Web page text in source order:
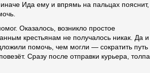
Ида ему и впрямь на пальцах пояснит,
Оказалось, возникло простое
крестьянам не получалось никак. Да и
помочь, чем могли — сократить путь
Сразу после отправки курьера, толпа